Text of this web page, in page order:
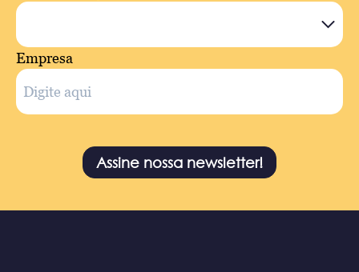
Empresa
Assine nossa newsletter!